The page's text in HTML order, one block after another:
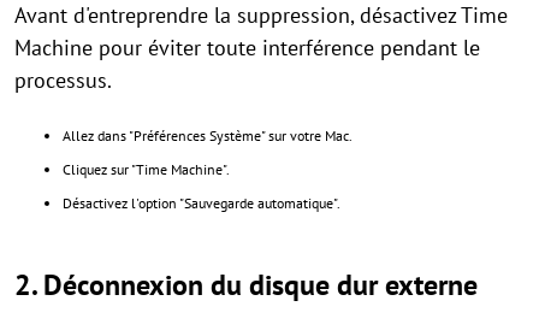
Avant d'entreprendre la suppression, désactivez Time
Machine pour éviter toute interférence pendant le
processus.
Allez dans "Préférences Système" sur votre Mac.
Cliquez sur "Time Machine".
Désactivez l'option "Sauvegarde automatique".
2. Déconnexion du disque dur externe